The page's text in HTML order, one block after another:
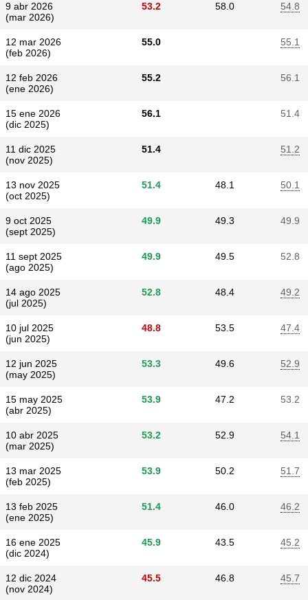
9 abr 2026
(mar 2026)
53.2 58.0 54.8
12 mar 2026
(feb 2026)
55.0 55.1
12 feb 2026
(ene 2026)
55.2 56.1
15 ene 2026
(dic 2025)
56.1 51.4
11 dic 2025
(nov 2025)
51.4 51.2
13 nov 2025
(oct 2025)
51.4 48.1 50.1
9 oct 2025
(sept 2025)
49.9 49.3 49.9
11 sept 2025
(ago 2025)
49.9 49.5 52.8
14 ago 2025
(jul 2025)
52.8 48.4 49.2
10 jul 2025
(jun 2025)
48.8 53.5 47.4
12 jun 2025
(may 2025)
53.3 49.6 52.9
15 may 2025
(abr 2025)
53.9 47.2 53.2
10 abr 2025
(mar 2025)
53.2 52.9 54.1
13 mar 2025
(feb 2025)
53.9 50.2 51.7
13 feb 2025
(ene 2025)
51.4 46.0 46.2
16 ene 2025
(dic 2024)
45.9 43.5 45.2
12 dic 2024
(nov 2024)
45.5 46.8 45.7